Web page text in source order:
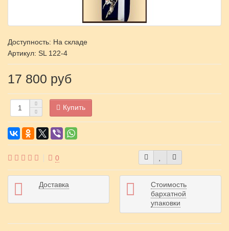
Доступность: На складе
Артикул: SL 122-4
17 800 руб
Купить
0
Доставка
Стоимость
бархатной
упаковки